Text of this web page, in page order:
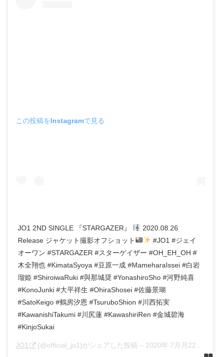
この投稿をInstagramで見る
JO1 2ND SINGLE 『STARGAZER』
2020.08.26
Release ジャケット撮影オフショット
#JO1 #ジェイ
オーワン #STARGAZER #スターゲイザー #OH_EH_OH #
木全翔也 #KimataSyoya #豆原一成 #MameharaIssei #白岩
瑠姫 #ShiroiwaRuki #與那城奨 #YonashiroSho #河野純喜
#KonoJunki #大平祥生 #OhiraShosei #佐藤景瑚
#SatoKeigo #鶴房汐恩 #TsuruboShion #川西拓実
#KawanishiTakumi #川尻蓮 #KawashiriRen #金城碧海
#KinjoSukai
JO1 (@official_jo1)がシェアした投稿 – 2020年 7月月22日午前2時30分PDT